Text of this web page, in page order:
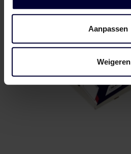
Aanpassen
Weigeren